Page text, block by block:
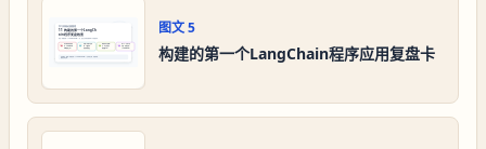
图文5
构建的第一个LangChain程序应用复盘卡